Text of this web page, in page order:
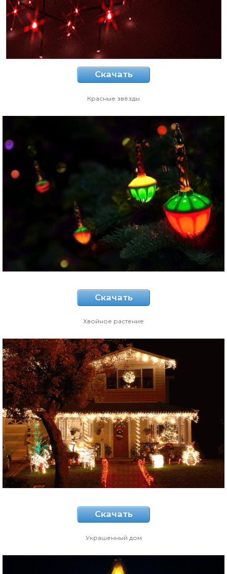
Скачать
Красные звёзды
Скачать
Хвойное растение
Скачать
Украшенный дом